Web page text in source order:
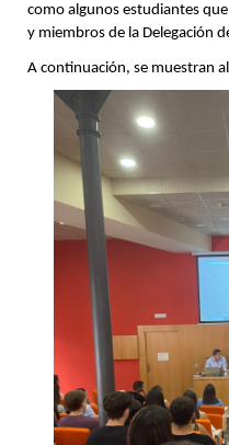
como algunos estudiantes
y miembros de la Delegación
A continuación, se muestran